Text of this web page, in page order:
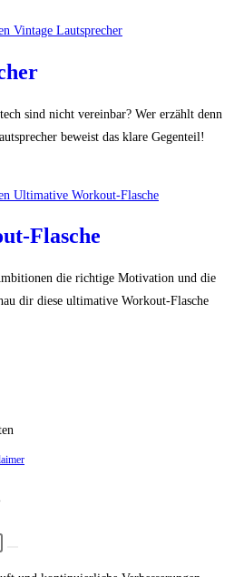
sind nicht vereinbar? Wer erzählt denn
beweist das klare Gegenteil!
Flasche
die richtige Motivation und die
dir diese ultimative Workout-Flasche